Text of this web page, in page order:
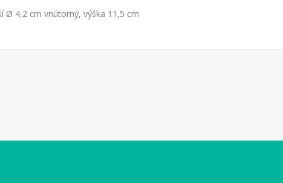
Ø 4,2 cm vnútorný, výška 11,5 cm